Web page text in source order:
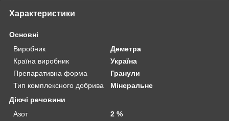
Характеристики
Основні
Виробник
Деметра
Країна виробник
Україна
Препаративна форма
Гранули
Тип комплексного добрива
Мінеральне
Діючі речовини
Азот
2 %